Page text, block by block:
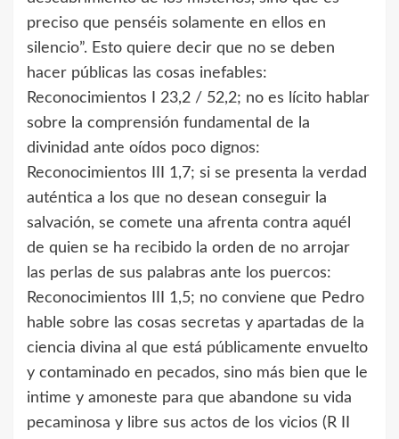
preciso que penséis solamente en ellos en
silencio”. Esto quiere decir que no se deben
hacer públicas las cosas inefables:
Reconocimientos I 23,2 / 52,2; no es lícito hablar
sobre la comprensión fundamental de la
divinidad ante oídos poco dignos:
Reconocimientos III 1,7; si se presenta la verdad
auténtica a los que no desean conseguir la
salvación, se comete una afrenta contra aquél
de quien se ha recibido la orden de no arrojar
las perlas de sus palabras ante los puercos:
Reconocimientos III 1,5; no conviene que Pedro
hable sobre las cosas secretas y apartadas de la
ciencia divina al que está públicamente envuelto
y contaminado en pecados, sino más bien que le
intime y amoneste para que abandone su vida
pecaminosa y libre sus actos de los vicios (R II